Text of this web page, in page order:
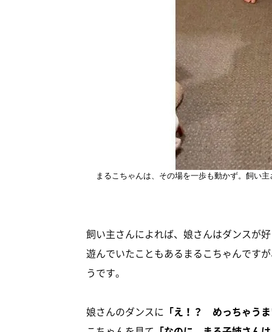
まるこちゃんは、その場を一歩も動かず。飼い
飼い主さんによれば、娘さんはダンスが
遊んでいたこともあるまるこちゃんです
うです。
娘さんのダンスに 「え！？ めっちゃう